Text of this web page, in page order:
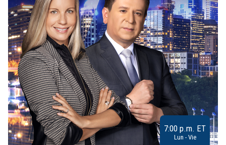
7:00 p.m. ET
Lun - Vie